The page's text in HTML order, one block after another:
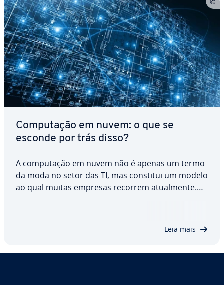
Com­pu­ta­ção em nuvem: o que se
esconde por trás disso?
A com­pu­ta­ção em nuvem não é apenas um termo
da moda no setor das TI, mas constitui um modelo
ao qual muitas empresas recorrem atu­al­mente.
Leia mais